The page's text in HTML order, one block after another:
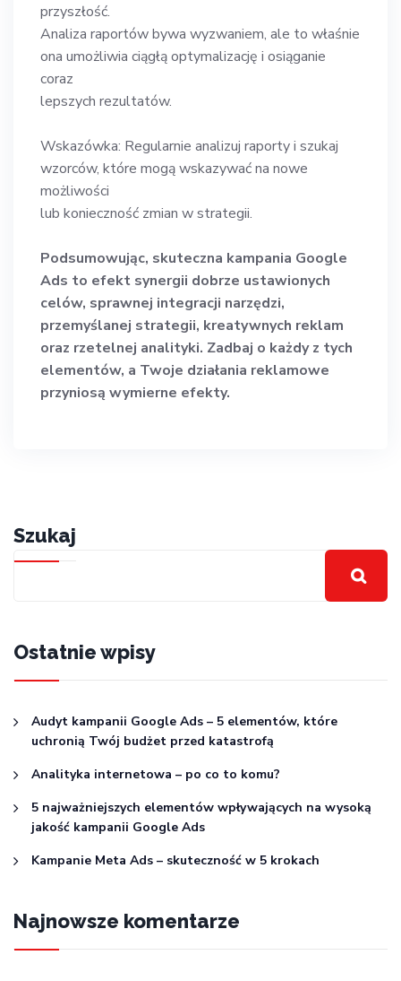
przyszłość.
Analiza raportów bywa wyzwaniem, ale to właśnie
ona umożliwia ciągłą optymalizację i osiąganie
coraz
lepszych rezultatów.
Wskazówka: Regularnie analizuj raporty i szukaj
wzorców, które mogą wskazywać na nowe
możliwości
lub konieczność zmian w strategii.
Podsumowując, skuteczna kampania Google
Ads to efekt synergii dobrze ustawionych
celów, sprawnej integracji narzędzi,
przemyślanej strategii, kreatywnych reklam
oraz rzetelnej analityki. Zadbaj o każdy z tych
elementów, a Twoje działania reklamowe
przyniosą wymierne efekty.
Szukaj
Ostatnie wpisy
Audyt kampanii Google Ads – 5 elementów, które
uchronią Twój budżet przed katastrofą
Analityka internetowa – po co to komu?
5 najważniejszych elementów wpływających na wysoką
jakość kampanii Google Ads
Kampanie Meta Ads – skuteczność w 5 krokach
Najnowsze komentarze